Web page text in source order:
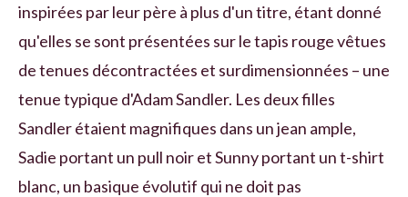
inspirées par leur père à plus d'un titre, étant donné
qu'elles se sont présentées sur le tapis rouge vêtues
de tenues décontractées et surdimensionnées – une
tenue typique d'Adam Sandler. Les deux filles
Sandler étaient magnifiques dans un jean ample,
Sadie portant un pull noir et Sunny portant un t-shirt
blanc, un basique évolutif qui ne doit pas